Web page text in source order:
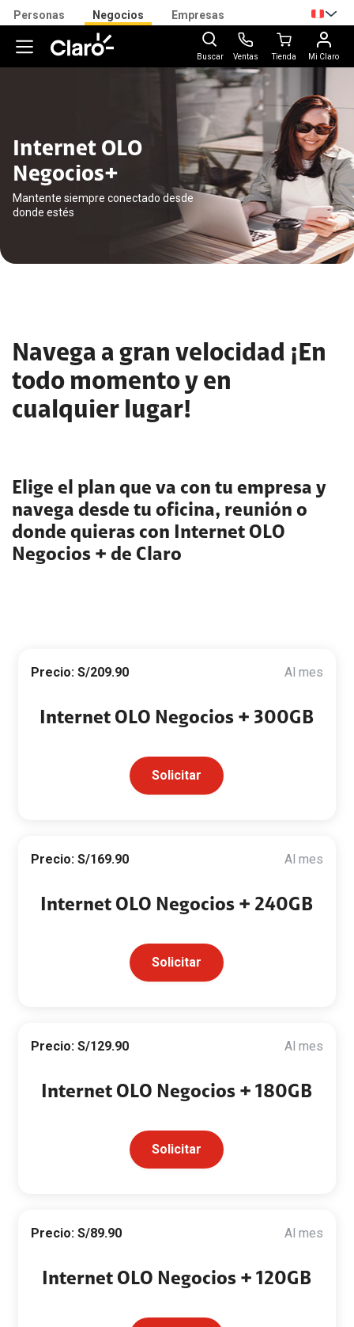
Personas Negocios Empresas
Buscar Ventas Tienda Mi Claro
Internet OLO
Negocios+
Mantente siempre conectado desde
donde estés
Navega a gran velocidad ¡En
todo momento y en
cualquier lugar!
Elige el plan que va con tu empresa y
navega desde tu oficina, reunión o
donde quieras con Internet OLO
Negocios + de Claro
Precio: S/209.90 Al mes
Internet OLO Negocios + 300GB
Solicitar
Precio: S/169.90 Al mes
Internet OLO Negocios + 240GB
Solicitar
Precio: S/129.90 Al mes
Internet OLO Negocios + 180GB
Solicitar
Precio: S/89.90 Al mes
Internet OLO Negocios + 120GB